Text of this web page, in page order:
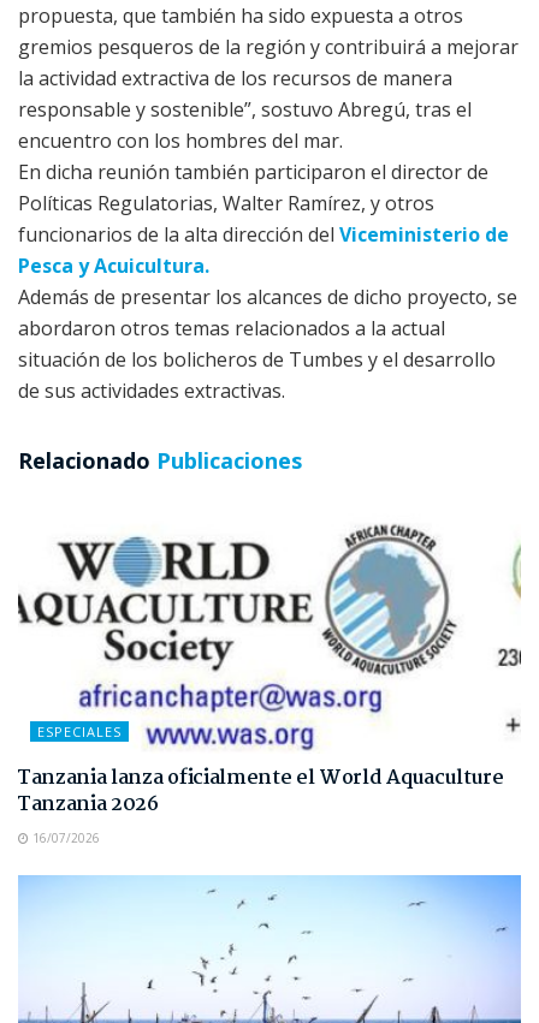
propuesta, que también ha sido expuesta a otros
gremios pesqueros de la región y contribuirá a mejorar
la actividad extractiva de los recursos de manera
responsable y sostenible”, sostuvo Abregú, tras el
encuentro con los hombres del mar.
En dicha reunión también participaron el director de
Políticas Regulatorias, Walter Ramírez, y otros
funcionarios de la alta dirección del Viceministerio de
Pesca y Acuicultura.
Además de presentar los alcances de dicho proyecto, se
abordaron otros temas relacionados a la actual
situación de los bolicheros de Tumbes y el desarrollo
de sus actividades extractivas.
Relacionado Publicaciones
ESPECIALES
Tanzania lanza oficialmente el World Aquaculture
Tanzania 2026
16/07/2026